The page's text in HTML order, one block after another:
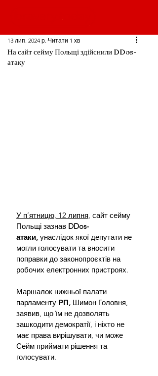
На сайт сейму Польщі здійснили DDos-
атаку
13 лип. 2024 р. Читати 1 хв
У п’ятницю, 12 липня, сайт сейму
Польщі зазнав DDos-
атаки, унаслідок якої депутати не
могли голосувати та вносити
поправки до законопроєктів на
робочих електронних пристроях.
Маршалок нижньої палати
парламенту РП, Шимон Головня,
заявив, що їм не дозволять
зашкодити демократії, і ніхто не
має права вирішувати, чи може
Сейм приймати рішення та
голосувати.